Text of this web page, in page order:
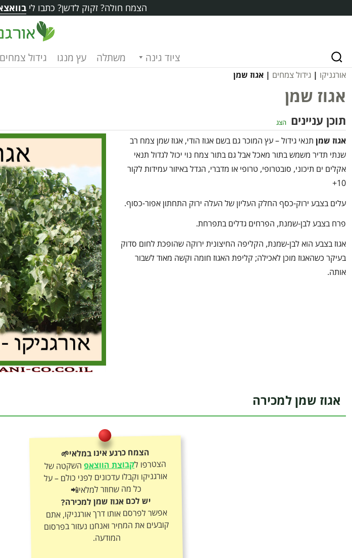
הצמח חולה? זקוק לדשן? כתבו לי
ציוד גינה משתלה עץ מנגו גידול צמחים
אורגניקו | גידול צמחים | אגוז שמן
אגוז שמן
תוכן עניינים הצג
אגוז שמן תנאי גידול – עץ המוכר גם בשם אגוז הודי, אגוז שמן צמח רב
שנתי תדיר משמש בתור מאכל אבל גם בתור צמח נוי יכול לגדול תנאי
אקלים ים תיכוני, סובטרופי, טרופי או מדברי, הגדל באיזור עמידות לקור
10+
עלים בצבע ירוק-כסף החלק העליון של העלה ירוק התחתון אפור-כסוף.
פרח בצבע לבן-שמנת, הפרחים גדלים בתפרחת.
אגוז בצבע הוא לבן-שמנת, הקליפה החיצונית ירוקה שהופכת לחום סדוק
בעיקר כשהאגוז מוכן לאכילה; קליפת האגוז חומה וקשה מאוד לשבור
אותה.
אגוז שמן למכירה
הצמח כרגע אינו במלאי🌱
הצטרפו לקבוצת הווצאפהשקטה של
אורגניקו וקבלו עדכונים לפני כולם – על
כל מה שחוזר למלאי📲
יש לכם אגוז שמן למכירה?
אפשר לפרסם אותו דרך אורגניקו, אתם
קובעים את המחיר ואנחנו נעזור בפרסום
המודעה.